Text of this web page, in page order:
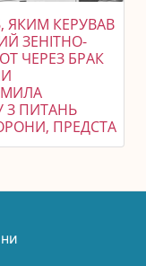
ЯКИМ КЕРУВАВ
ЗЕНІТНО-
ЧЕРЕЗ БРАК
З ПИТАНЬ
ПРЕДСТА